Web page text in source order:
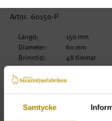
Samtycke
Artnr. 60150-P
Längd:
150 mm
Diameter:
60 mm
Brinntid:
48 timmar
Fot:
Rak
Form:
Beskrivning